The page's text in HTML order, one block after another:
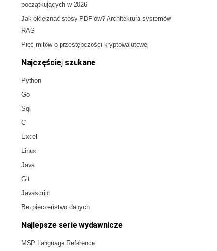
początkujących w 2026
Jak okiełznać stosy PDF-ów? Architektura systemów
RAG
Pięć mitów o przestępczości kryptowalutowej
Najczęściej szukane
Python
Go
Sql
C
Excel
Linux
Java
Git
Javascript
Bezpieczeństwo danych
Najlepsze serie wydawnicze
MSP Language Reference